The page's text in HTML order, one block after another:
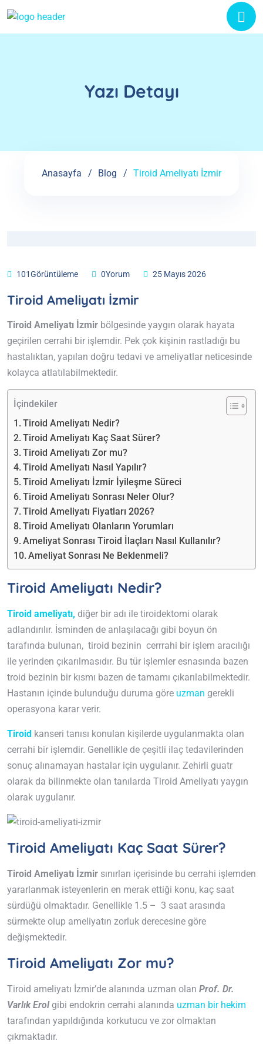
Yazı Detayı
Anasayfa Blog Tiroid Ameliyatı İzmir
101Görüntüleme 0Yorum 25 Mayıs 2026
Tiroid Ameliyatı İzmir
Tiroid Ameliyatı İzmir bölgesinde yaygın olarak hayata
geçirilen cerrahi bir işlemdir. Pek çok kişinin rastladığı bu
hastalıktan, yapılan doğru tedavi ve ameliyatlar neticesinde
kolayca atlatılabilmektedir.
İçindekiler
Tiroid Ameliyatı Nedir?
Tiroid Ameliyatı Kaç Saat Sürer?
Tiroid Ameliyatı Zor mu?
Tiroid Ameliyatı Nasıl Yapılır?
Tiroid Ameliyatı İzmir İyileşme Süreci
Tiroid Ameliyatı Sonrası Neler Olur?
Tiroid Ameliyatı Fiyatları 2026?
Tiroid Ameliyatı Olanların Yorumları
Ameliyat Sonrası Tiroid İlaçları Nasıl Kullanılır?
Ameliyat Sonrası Ne Beklenmeli?
Tiroid Ameliyatı Nedir?
Tiroid ameliyatı, diğer bir adı ile tiroidektomi olarak
adlandırılır. İsminden de anlaşılacağı gibi boyun ön
tarafında bulunan, tiroid bezinin cerrrahi bir işlem aracılığı
ile yerinden çıkarılmasıdır. Bu tür işlemler esnasında bazen
troid bezinin bir kısmı bazen de tamamı çıkarılabilmektedir.
Hastanın içinde bulunduğu duruma göre uzman gerekli
operasyona karar verir.
Tiroid kanseri tanısı konulan kişilerde uygulanmakta olan
cerrahi bir işlemdir. Genellikle de çeşitli ilaç tedavilerinden
sonuç alınamayan hastalar için uygulanır. Zehirli guatr
olarak da bilinmekte olan tanılarda Tiroid Ameliyatı yaygın
olarak uygulanır.
Tiroid Ameliyatı Kaç Saat Sürer?
Tiroid Ameliyatı İzmir sınırları içerisinde bu cerrahi işlemden
yararlanmak isteyenlerin en merak ettiği konu, kaç saat
sürdüğü olmaktadır. Genellikle 1.5 – 3 saat arasında
sürmekte olup ameliyatın zorluk derecesine göre
değişmektedir.
Tiroid Ameliyatı Zor mu?
Tiroid ameliyatı İzmir’de alanında uzman olan Prof. Dr.
Varlık Erolgibi endokrin cerrahi alanında uzman bir hekim
tarafından yapıldığında korkutucu ve zor olmaktan
çıkmaktadır.